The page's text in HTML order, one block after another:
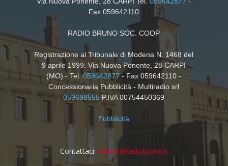
Fax 059642110
RADIO BRUNO SOC. COOP
Registrazione al Tribunale di Modena N. 1468 del
9 aprile 1999. Via Nuova Ponente, 28 CARPI
(MO) - Tel.059642877- Fax 059642110 -
Concessionaria Pubblicità - Multiradio srl
059698555 P.IVA 00754450369
Pubblicità
Contattaci: tempo@radiobruno.it